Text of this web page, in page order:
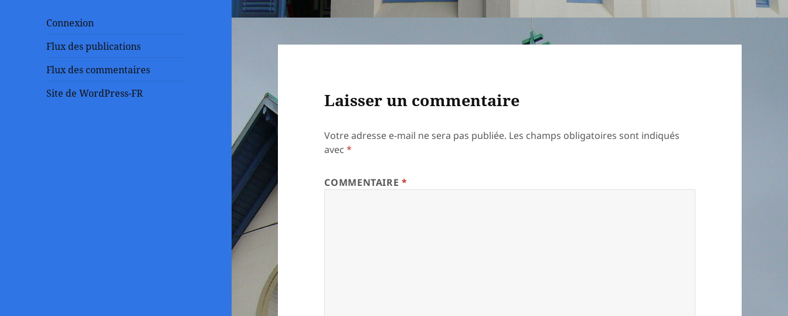
Connexion
Flux des publications
Flux des commentaires
Site de WordPress-FR
Laisser un commentaire
Votre adresse e-mail ne sera pas publiée. Les champs obligatoires sont indiqués
avec*
COMMENTAIRE*